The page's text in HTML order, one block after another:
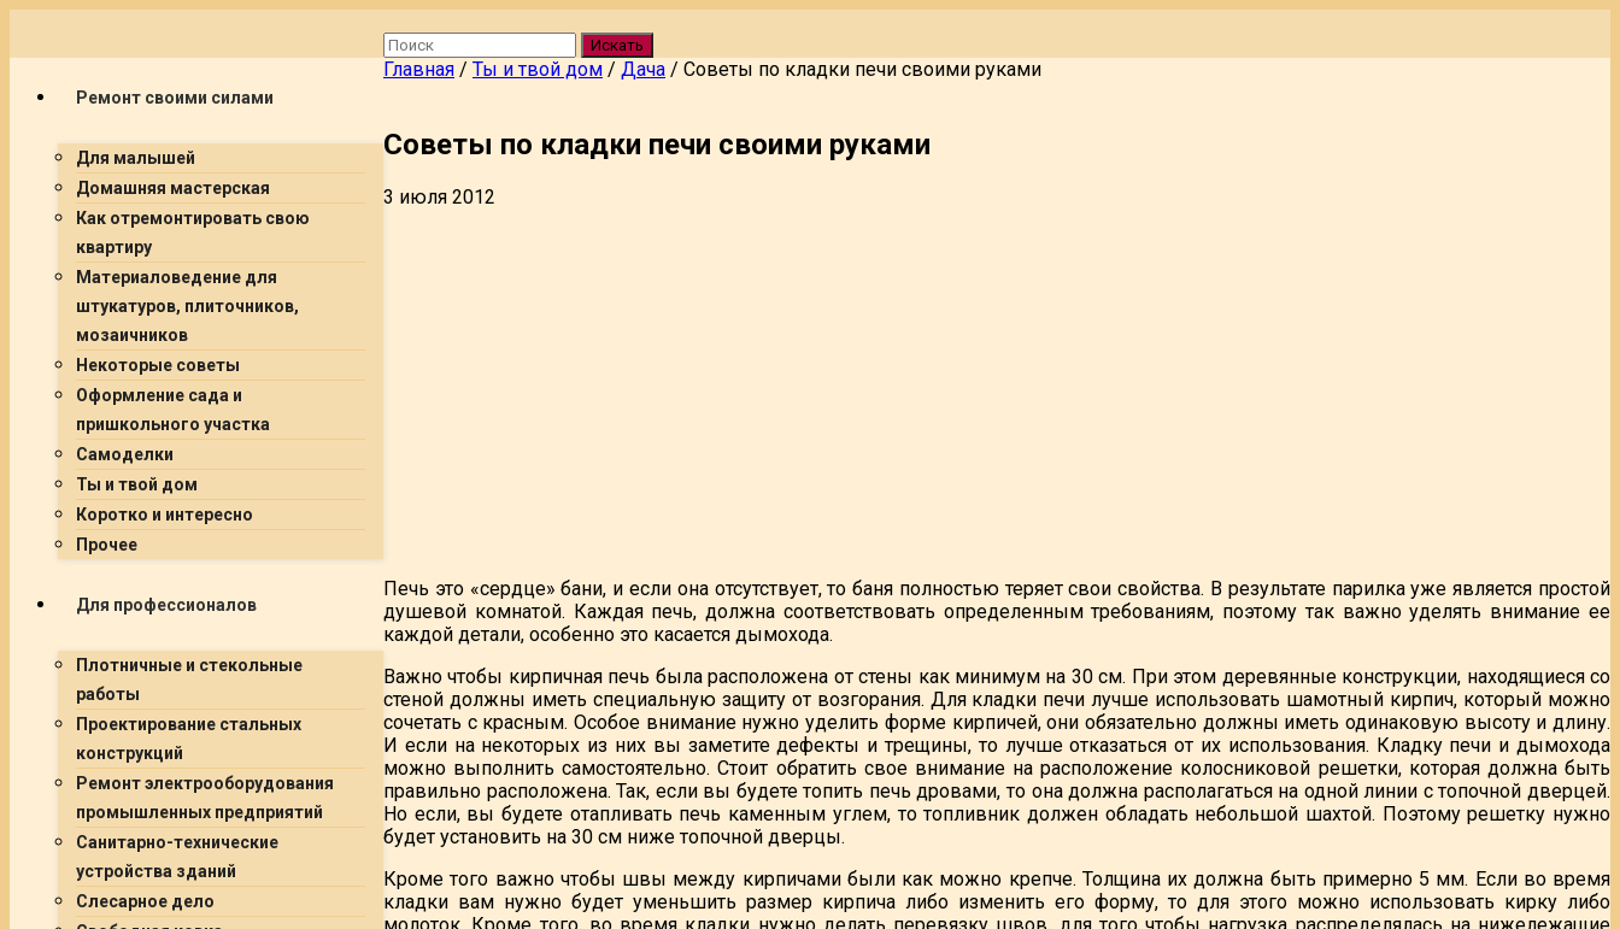
Ремонт своими силами
Для малышей
Домашняя мастерская
Как отремонтировать свою
квартиру
Материаловедение для
штукатуров, плиточников,
мозаичников
Некоторые советы
Оформление сада и
пришкольного участка
Самоделки
Ты и твой дом
Коротко и интересно
Прочее
Для профессионалов
Плотничные и стекольные
работы
Проектирование стальных
конструкций
Ремонт электрооборудования
промышленных предприятий
Санитарно-технические
устройства зданий
Слесарное дело
Искать
Главная / Ты и твой дом / Дача / Советы по кладки печи своими руками
Советы по кладки печи своими руками
3 июля 2012
Печь это «сердце» бани, и если она отсутствует, то баня полностью теряет свои свойства. В результате парилка уже является простой
душевой комнатой. Каждая печь, должна соответствовать определенным требованиям, поэтому так важно уделять внимание ее
каждой детали, особенно это касается дымохода.
Важно чтобы кирпичная печь была расположена от стены как минимум на 30 см. При этом деревянные конструкции, находящиеся со
стеной должны иметь специальную защиту от возгорания. Для кладки печи лучше использовать шамотный кирпич, который можно
сочетать с красным. Особое внимание нужно уделить форме кирпичей, они обязательно должны иметь одинаковую высоту и длину.
И если на некоторых из них вы заметите дефекты и трещины, то лучше отказаться от их использования. Кладку печи и дымохода
можно выполнить самостоятельно. Стоит обратить свое внимание на расположение колосниковой решетки, которая должна быть
правильно расположена. Так, если вы будете топить печь дровами, то она должна располагаться на одной линии с топочной дверцей.
Но если, вы будете отапливать печь каменным углем, то топливник должен обладать небольшой шахтой. Поэтому решетку нужно
будет установить на 30 см ниже топочной дверцы.
Кроме того важно чтобы швы между кирпичами были как можно крепче. Толщина их должна быть примерно 5 мм. Если во время
кладки вам нужно будет уменьшить размер кирпича либо изменить его форму, то для этого можно использовать кирку либо